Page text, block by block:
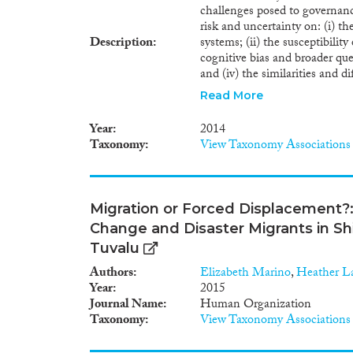
Description
challenges posed to
risk and uncertainty on: (i)
systems; (ii) the
cognitive bias and broader
and (iv) the similarities and
regions. Each of these is a
what are the causes and
uncertainty held by actors in
causes and consequences of
specify the scope for these
comparative regional
governance and their
advance conceptual and
resilience that bridge
organisational change. (iv)
appropriate outlets and
work in academia, policy-
Read More
Year 2014
Taxonomy View Taxonomy Associations
Migration or Forced
Change and Disaster Migrants in
Tuvalu
Authors Elizabeth Marino,Heather
Year 2015
Journal Name Human Organization
Taxonomy View Taxonomy Associations